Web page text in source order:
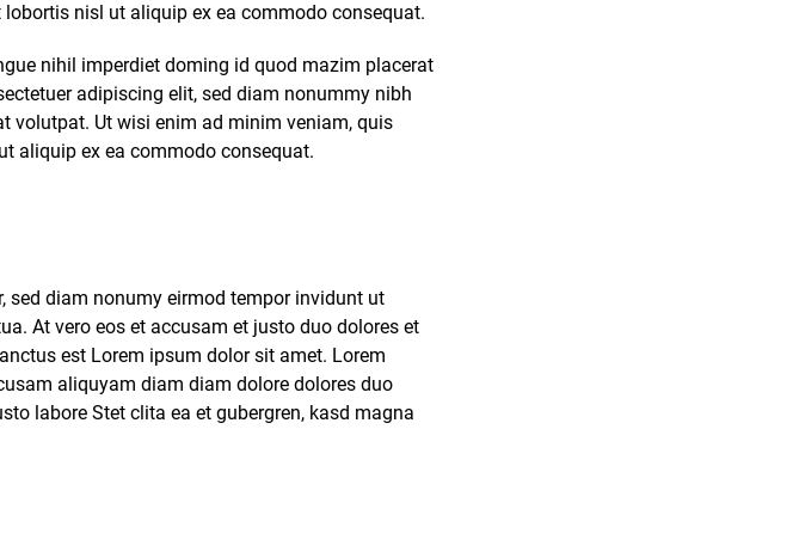
nisl ut aliquip ex ea commodo consequat.
nihil imperdiet doming id quod mazim placerat
adipiscing elit, sed diam nonummy nibh
volutpat. Ut wisi enim ad minim veniam, quis
aliquip ex ea commodo consequat.
sed diam nonumy eirmod tempor invidunt ut
At vero eos et accusam et justo duo dolores et
est Lorem ipsum dolor sit amet. Lorem
aliquyam diam diam dolore dolores duo
labore Stet clita ea et gubergren, kasd magna